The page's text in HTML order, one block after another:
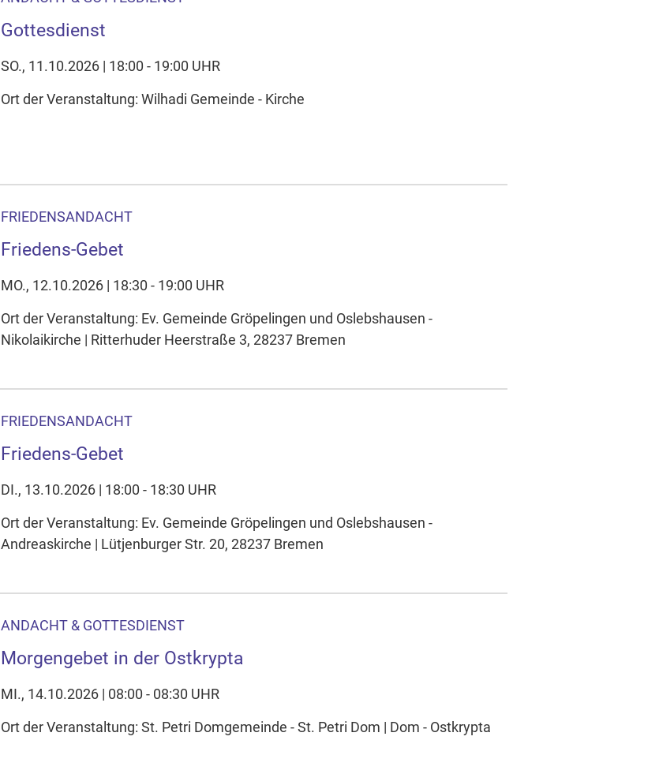
Gottesdienst
SO., 11.10.2026 | 18:00 - 19:00 UHR
Ort der Veranstaltung: Wilhadi Gemeinde - Kirche
FRIEDENSANDACHT
Friedens-Gebet
MO., 12.10.2026 | 18:30 - 19:00 UHR
Ort der Veranstaltung: Ev. Gemeinde Gröpelingen und Oslebshausen -
Nikolaikirche | Ritterhuder Heerstraße 3, 28237 Bremen
FRIEDENSANDACHT
Friedens-Gebet
DI., 13.10.2026 | 18:00 - 18:30 UHR
Ort der Veranstaltung: Ev. Gemeinde Gröpelingen und Oslebshausen -
Andreaskirche | Lütjenburger Str. 20, 28237 Bremen
ANDACHT & GOTTESDIENST
Morgengebet in der Ostkrypta
MI., 14.10.2026 | 08:00 - 08:30 UHR
Ort der Veranstaltung: St. Petri Domgemeinde - St. Petri Dom | Dom - Ostkrypta